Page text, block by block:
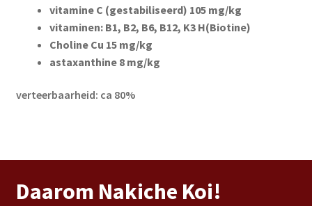
vitamine C (gestabiliseerd) 105 mg/kg
vitaminen: B1, B2, B6, B12, K3 H(Biotine)
Choline Cu 15 mg/kg
astaxanthine 8 mg/kg
verteerbaarheid: ca 80%
Daarom Nakiche Koi!